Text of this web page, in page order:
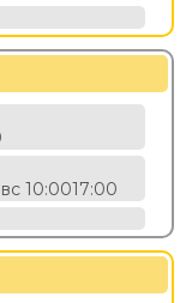
10:0017:00